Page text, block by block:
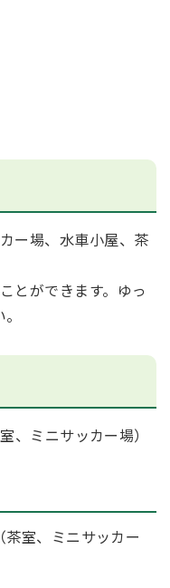
ー場、水車小屋、茶
とができます。ゆっ
、ミニサッカー場）
室、ミニサッカー